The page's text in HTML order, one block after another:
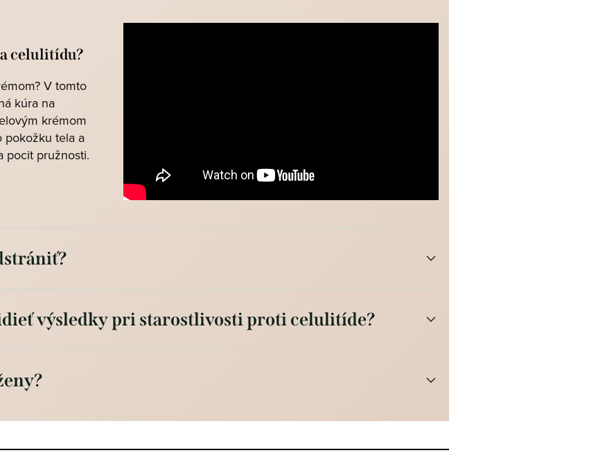
celulitídu?
V tomto
kúra na
krémom
pokožku tela a
pocit pružnosti.
výsledky pri starostlivosti proti celulitíde?